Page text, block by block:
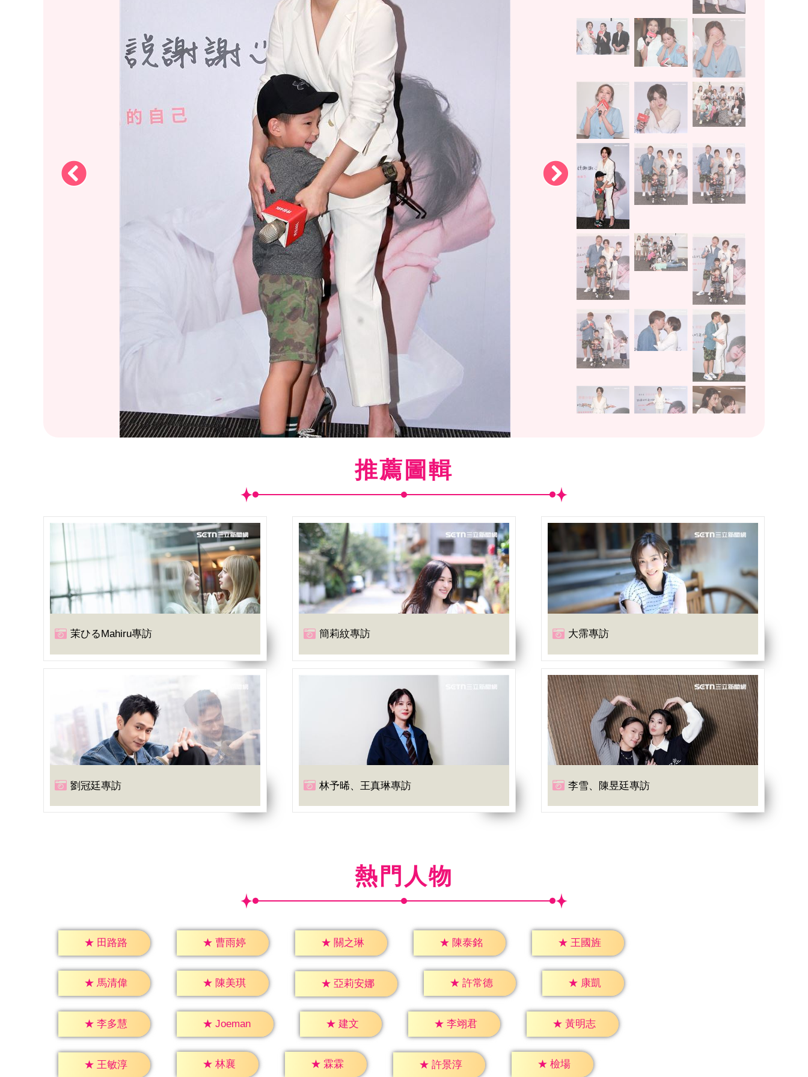
/30)黃小柔新書《跟過去的每次跌倒說謝謝》舉辦新書分享會。（記者邱榮吉/攝影）
推薦圖輯
茉ひるMahiru專訪 簡莉紋專訪 大霈專訪
劉冠廷專訪 林予晞、王真琳專訪 李雪、陳昱廷專訪
熱門人物
★ 田路路 ★ 曹雨婷 ★ 關之琳 ★ 陳泰銘 ★ 王國旌
★ 馬清偉 ★ 陳美琪 ★ 亞莉安娜 ★ 許常德 ★ 康凱
★ 李多慧 ★ Joeman ★ 建文 ★ 李翊君 ★ 黃明志
★ 王敏淳 ★ 林襄 ★ 霖霖 ★ 許景淳 ★ 檢場